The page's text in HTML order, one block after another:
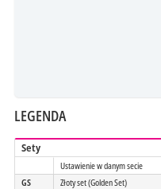
LEGENDA
Sety
Ustawienie w danym secie
GS
Złoty set (Golden Set)